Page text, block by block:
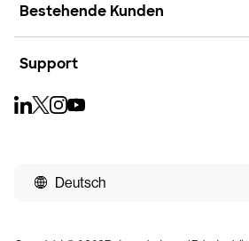
Bestehende Kunden
Support
Deutsch